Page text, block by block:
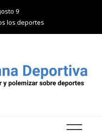
9
los deportes